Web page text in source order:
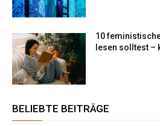
10
lesen solltest –
BELIEBTE BEITRÄGE